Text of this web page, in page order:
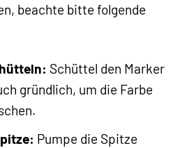
beachte bitte folgende
Schüttel den Marker
gründlich, um die Farbe
Pumpe die Spitze